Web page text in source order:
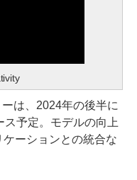
は、2024年の後半に
予定。モデルの向上
ーションとの統合な